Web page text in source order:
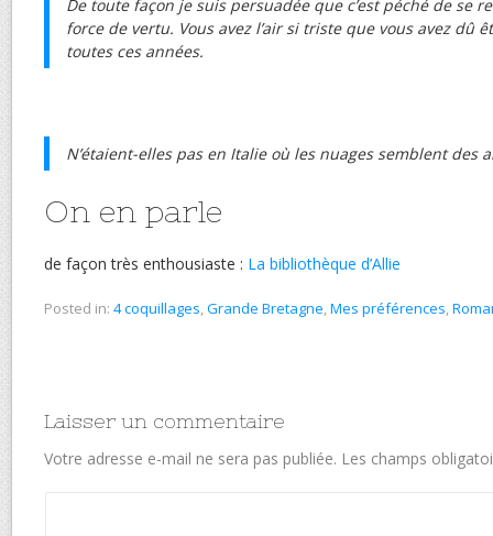
De toute façon je suis persuadée que c’est péché de se
force de vertu. Vous avez l’air si triste que vous avez dû
toutes ces années.
N’étaient-elles pas en Italie où les nuages semblent des
On en parle
de façon très enthousiaste : La bibliothèque d’Allie
Posted in: 4 coquillages,Grande Bretagne,Mes préférences,
Laisser un commentaire
Votre adresse e-mail ne sera pas publiée. Les champs